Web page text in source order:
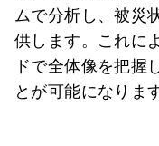
ムで分析し、被災
供します。これに
ドで全体像を把握
とが可能になりま